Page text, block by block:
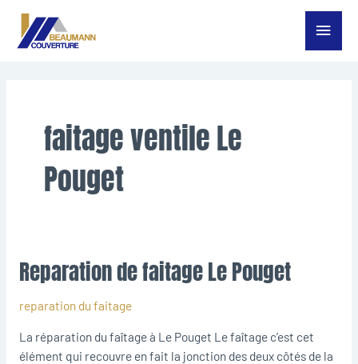
Aller
Menu
faitage ventile Le
Pouget
Reparation de faitage Le Pouget
reparation du faitage
La réparation du faîtage à Le Pouget Le faîtage c’est cet
élément qui recouvre en fait la jonction des deux côtés de la
Reparation
de
faitage
Pouget